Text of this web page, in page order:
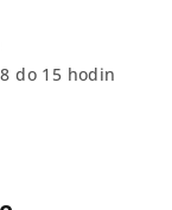
do 15 hodin